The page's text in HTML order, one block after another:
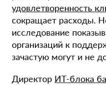
удовлетворенность
сокращает расходы.
исследование
организаций к
зачастую могут и не
Директор ИТ-блока